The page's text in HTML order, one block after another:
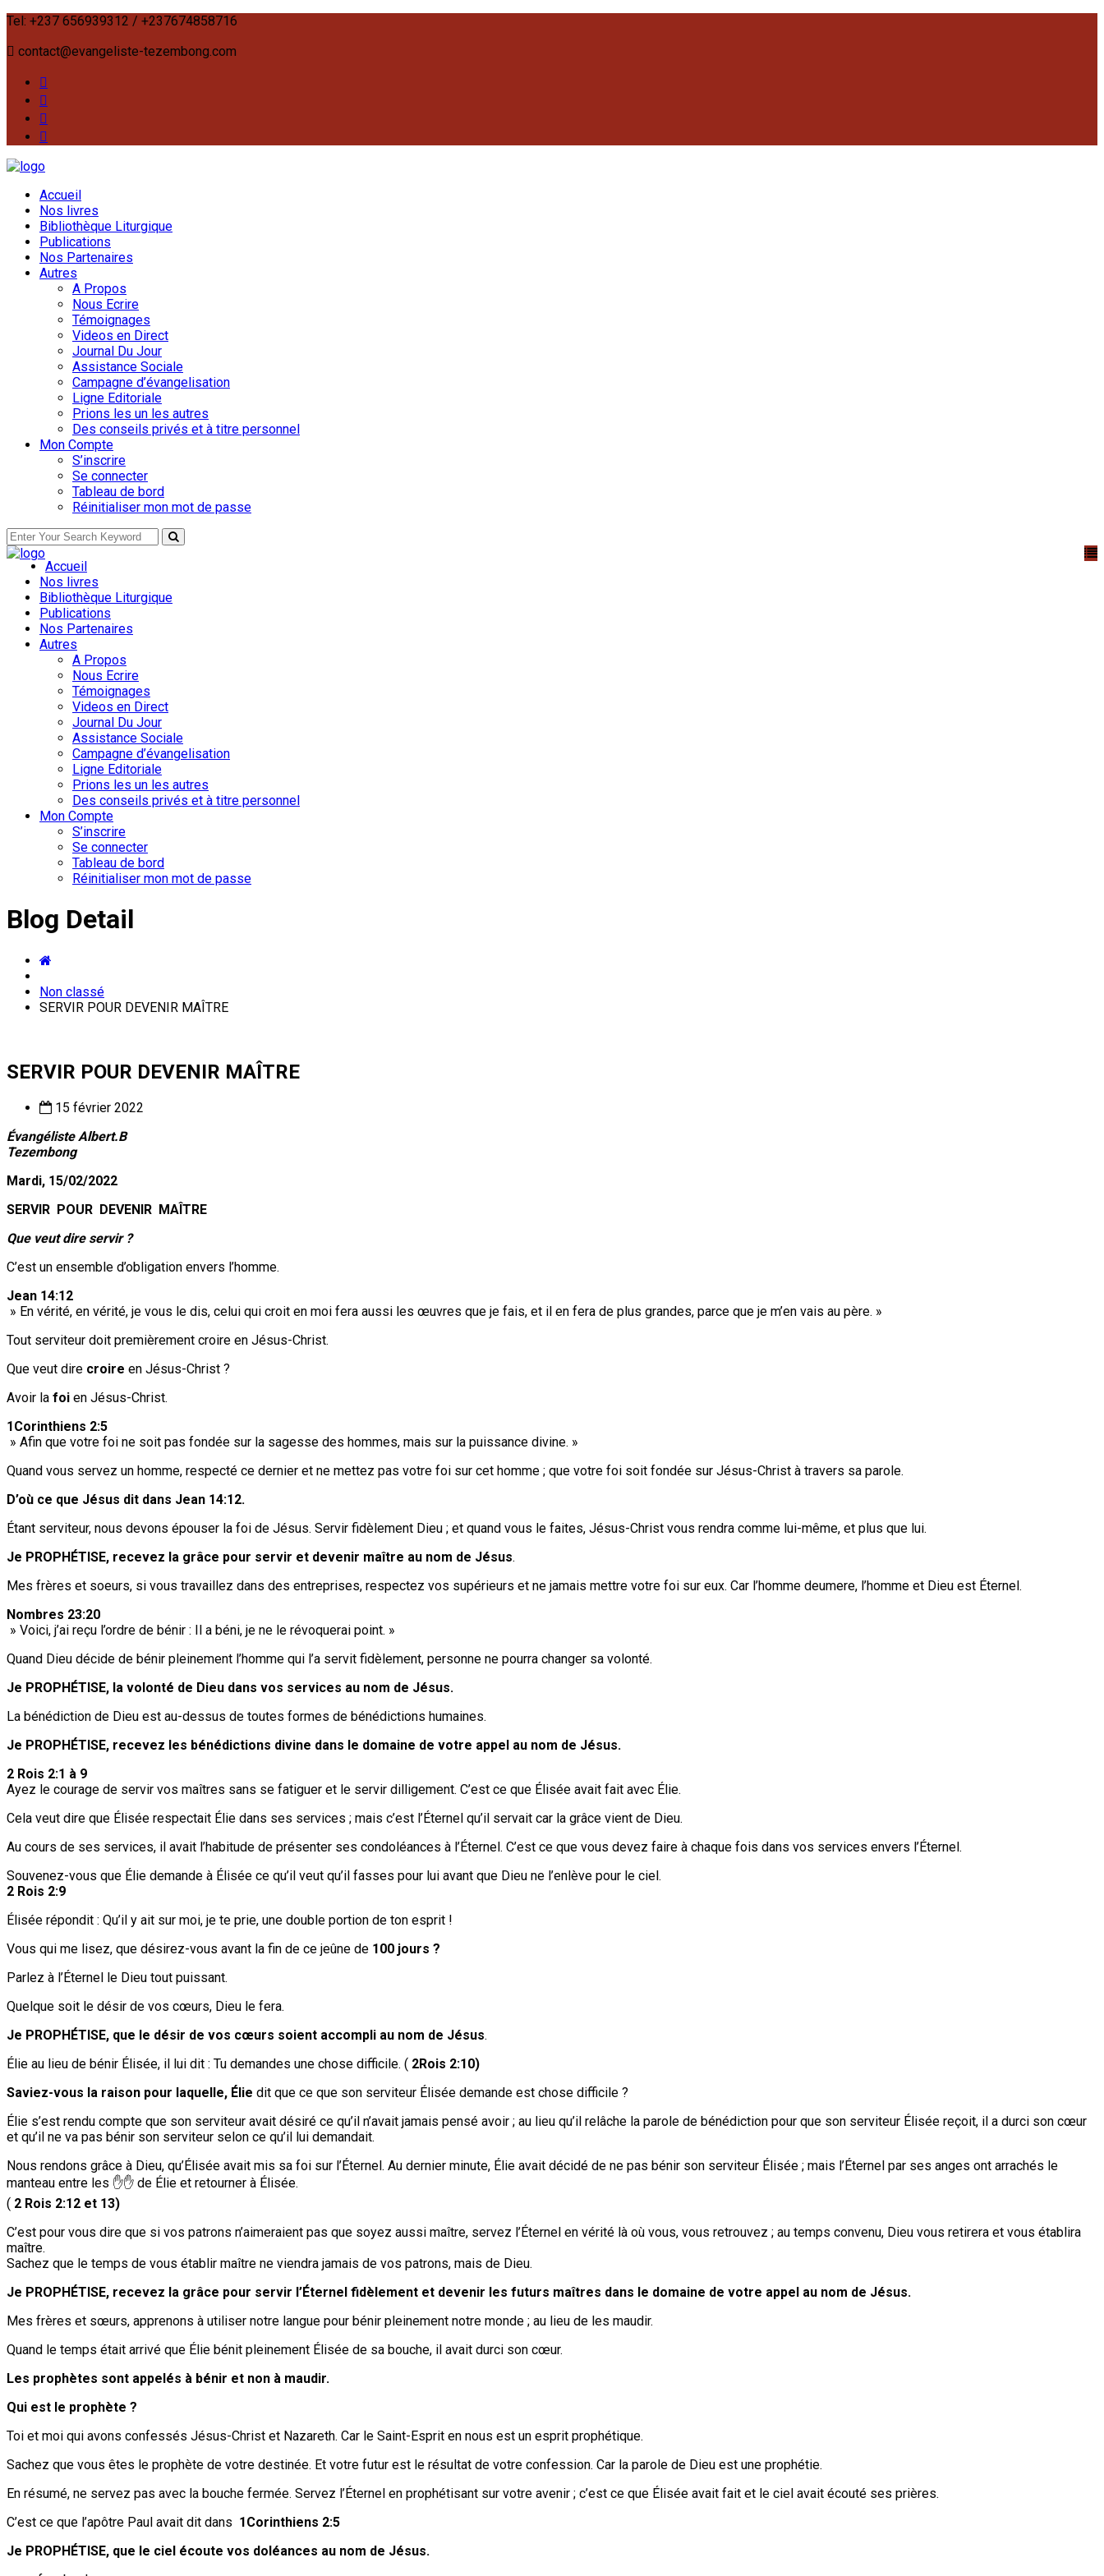
Tel: +237 656939312 / +237674858716
contact@evangeliste-tezembong.com
Accueil
Nos livres
Bibliothèque Liturgique
Publications
Nos Partenaires
Autres
A Propos
Nous Ecrire
Témoignages
Videos en Direct
Journal Du Jour
Assistance Sociale
Campagne d’évangelisation
Ligne Editoriale
Prions les un les autres
Des conseils privés et à titre personnel
Mon Compte
S’inscrire
Se connecter
Tableau de bord
Réinitialiser mon mot de passe
Accueil
Nos livres
Bibliothèque Liturgique
Publications
Nos Partenaires
Autres
A Propos
Nous Ecrire
Témoignages
Videos en Direct
Journal Du Jour
Assistance Sociale
Campagne d’évangelisation
Ligne Editoriale
Prions les un les autres
Des conseils privés et à titre personnel
Mon Compte
S’inscrire
Se connecter
Tableau de bord
Réinitialiser mon mot de passe
Blog Detail
Non classé
SERVIR POUR DEVENIR MAÎTRE
SERVIR POUR DEVENIR MAÎTRE
15 février 2022
Évangéliste Albert.B
Tezembong
Mardi, 15/02/2022
SERVIR POUR DEVENIR MAÎTRE
Que veut dire servir ?
C’est un ensemble d’obligation envers l’homme.
Jean 14:12
» En vérité, en vérité, je vous le dis, celui qui croit en moi fera aussi les œuvres que je fais, et il en fera de plus grandes, parce que je m’en vais au père. »
Tout serviteur doit premièrement croire en Jésus-Christ.
Que veut dire croire en Jésus-Christ ?
Avoir la foi en Jésus-Christ.
1Corinthiens 2:5
» Afin que votre foi ne soit pas fondée sur la sagesse des hommes, mais sur la puissance divine. »
Quand vous servez un homme, respecté ce dernier et ne mettez pas votre foi sur cet homme ; que votre foi soit fondée sur Jésus-Christ à travers sa parole.
D’où ce que Jésus dit dans Jean 14:12.
Étant serviteur, nous devons épouser la foi de Jésus. Servir fidèlement Dieu ; et quand vous le faites, Jésus-Christ vous rendra comme lui-même, et plus que lui.
Je PROPHÉTISE, recevez la grâce pour servir et devenir maître au nom de Jésus.
Mes frères et soeurs, si vous travaillez dans des entreprises, respectez vos supérieurs et ne jamais mettre votre foi sur eux. Car l’homme deumere, l’homme et Dieu est Éternel.
Nombres 23:20
» Voici, j’ai reçu l’ordre de bénir : Il a béni, je ne le révoquerai point. »
Quand Dieu décide de bénir pleinement l’homme qui l’a servit fidèlement, personne ne pourra changer sa volonté.
Je PROPHÉTISE, la volonté de Dieu dans vos services au nom de Jésus.
La bénédiction de Dieu est au-dessus de toutes formes de bénédictions humaines.
Je PROPHÉTISE, recevez les bénédictions divine dans le domaine de votre appel au nom de Jésus.
2 Rois 2:1 à 9
Ayez le courage de servir vos maîtres sans se fatiguer et le servir dilligement. C’est ce que Élisée avait fait avec Élie.
Cela veut dire que Élisée respectait Élie dans ses services ; mais c’est l’Éternel qu’il servait car la grâce vient de Dieu.
Au cours de ses services, il avait l’habitude de présenter ses condoléances à l’Éternel. C’est ce que vous devez faire à chaque fois dans vos services envers l’Éternel.
Souvenez-vous que Élie demande à Élisée ce qu’il veut qu’il fasses pour lui avant que Dieu ne l’enlève pour le ciel.
2 Rois 2:9
Élisée répondit : Qu’il y ait sur moi, je te prie, une double portion de ton esprit !
Vous qui me lisez, que désirez-vous avant la fin de ce jeûne de 100 jours ?
Parlez à l’Éternel le Dieu tout puissant.
Quelque soit le désir de vos cœurs, Dieu le fera.
Je PROPHÉTISE, que le désir de vos cœurs soient accompli au nom de Jésus.
Élie au lieu de bénir Élisée, il lui dit : Tu demandes une chose difficile. ( 2Rois 2:10)
Saviez-vous la raison pour laquelle, Élie dit que ce que son serviteur Élisée demande est chose difficile ?
Élie s’est rendu compte que son serviteur avait désiré ce qu’il n’avait jamais pensé avoir ; au lieu qu’il relâche la parole de bénédiction pour que son serviteur Élisée reçoit, il a durci son cœur
et qu’il ne va pas bénir son serviteur selon ce qu’il lui demandait.
Nous rendons grâce à Dieu, qu’Élisée avait mis sa foi sur l’Éternel. Au dernier minute, Élie avait décidé de ne pas bénir son serviteur Élisée ; mais l’Éternel par ses anges ont arrachés le
manteau entre les ✋✋ de Élie et retourner à Élisée.
( 2 Rois 2:12 et 13)
C’est pour vous dire que si vos patrons n’aimeraient pas que soyez aussi maître, servez l’Éternel en vérité là où vous, vous retrouvez ; au temps convenu, Dieu vous retirera et vous établira
maître.
Sachez que le temps de vous établir maître ne viendra jamais de vos patrons, mais de Dieu.
Je PROPHÉTISE, recevez la grâce pour servir l’Éternel fidèlement et devenir les futurs maîtres dans le domaine de votre appel au nom de Jésus.
Mes frères et sœurs, apprenons à utiliser notre langue pour bénir pleinement notre monde ; au lieu de les maudir.
Quand le temps était arrivé que Élie bénit pleinement Élisée de sa bouche, il avait durci son cœur.
Les prophètes sont appelés à bénir et non à maudir.
Qui est le prophète ?
Toi et moi qui avons confessés Jésus-Christ et Nazareth. Car le Saint-Esprit en nous est un esprit prophétique.
Sachez que vous êtes le prophète de votre destinée. Et votre futur est le résultat de votre confession. Car la parole de Dieu est une prophétie.
En résumé, ne servez pas avec la bouche fermée. Servez l’Éternel en prophétisant sur votre avenir ; c’est ce que Élisée avait fait et le ciel avait écouté ses prières.
C’est ce que l’apôtre Paul avait dit dans 1Corinthiens 2:5
Je PROPHÉTISE, que le ciel écoute vos doléances au nom de Jésus.